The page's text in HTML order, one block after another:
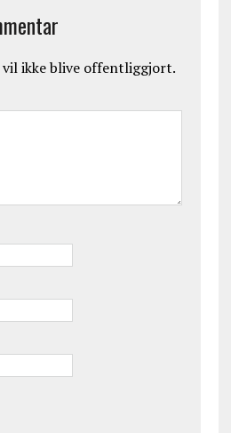
vil ikke blive offentliggjort.